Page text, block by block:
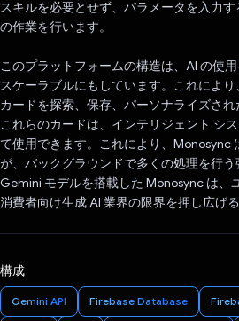
スキルを必要とせず、パラメータを入力
の作業を行います。
このプラットフォームの構造は、AI の使用
スケーラブルにもしています。これによ
カードを探索、保存、パーソナライズされ
これらのカードは、インテリジェント シ
て使用できます。これにより、Monosync
が、バックグラウンドで多くの処理を行う
Gemini モデルを搭載した Monosync は、
消費者向け生成 AI 業界の限界を押し広げ
構成
Gemini API Firebase Database